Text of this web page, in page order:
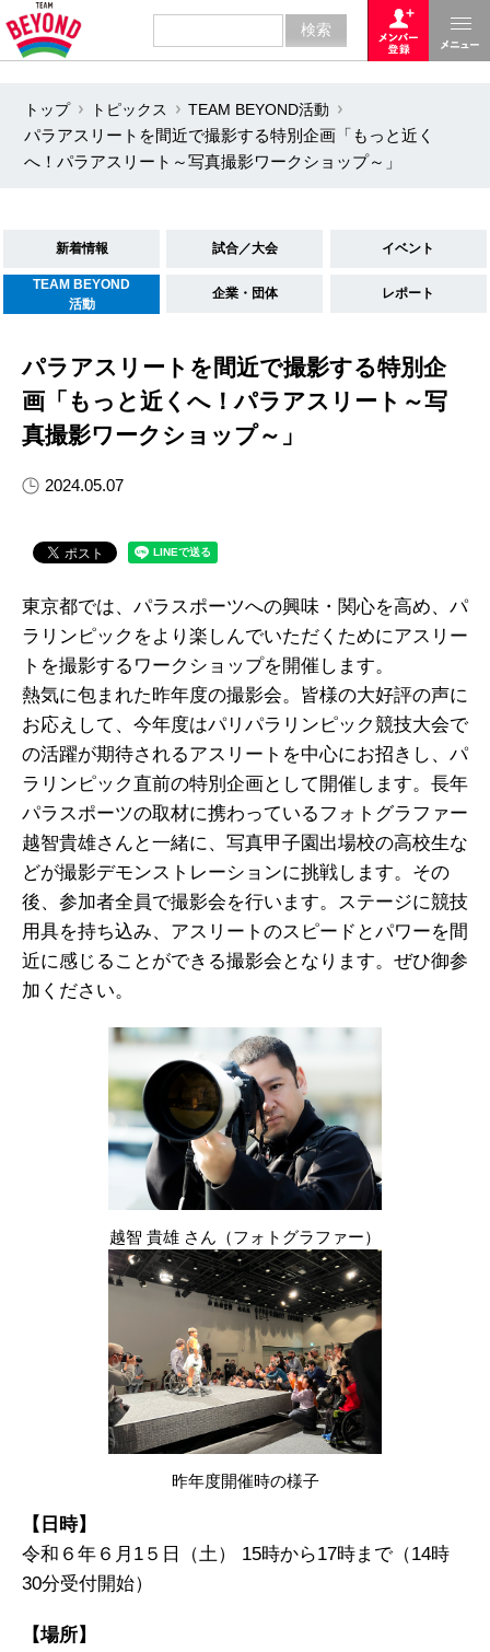
トップ トピックス
TEAM BEYOND活動
パラアスリートを間近で撮影する特別企画「もっと近く
へ！パラアスリート～写真撮影ワークショップ～」
新着情報 試合／大会 イベント
TEAM BEYOND
活動
企業・団体 レポート
パラアスリートを間近で撮影する特別企
画「もっと近くへ！パラアスリート～写
真撮影ワークショップ～」
2024.05.07
東京都では、パラスポーツへの興味・関心を高め、パ
ラリンピックをより楽しんでいただくためにアスリー
トを撮影するワークショップを開催します。
熱気に包まれた昨年度の撮影会。皆様の大好評の声に
お応えして、今年度はパリパラリンピック競技大会で
の活躍が期待されるアスリートを中心にお招きし、パ
ラリンピック直前の特別企画として開催します。長年
パラスポーツの取材に携わっているフォトグラファー
越智貴雄さんと一緒に、写真甲子園出場校の高校生な
どが撮影デモンストレーションに挑戦します。その
後、参加者全員で撮影会を行います。ステージに競技
用具を持ち込み、アスリートのスピードとパワーを間
近に感じることができる撮影会となります。ぜひ御参
加ください。
越智 貴雄 さん（フォトグラファー）
昨年度開催時の様子
【日時】
令和６年６月1５日（土） 15時から17時まで（14時
30分受付開始）
【場所】